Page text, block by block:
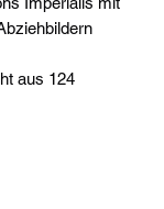
aus 124